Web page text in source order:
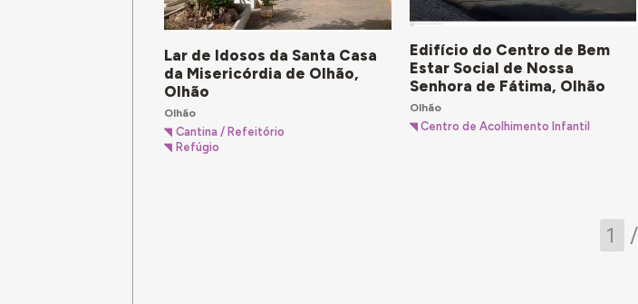
Lar de Idosos da Santa Casa
da Misericórdia de Olhão,
Olhão
Olhão
Cantina / Refeitório
Refúgio
Edifício do Centro de Bem
Estar Social de Nossa
Senhora de Fátima, Olhão
Olhão
Centro de Acolhimento Infantil